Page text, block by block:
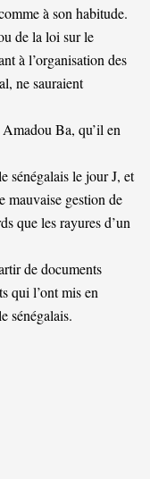
à son habitude.
de la loi sur le
à l’organisation des
ne sauraient
Ba, qu’il en
sénégalais le jour J, et
mauvaise gestion de
que les rayures d’un
de documents
qui l’ont mis en
sénégalais.